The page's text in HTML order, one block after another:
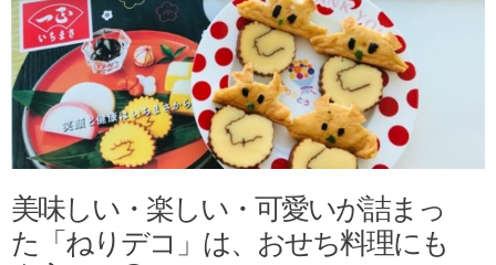
美味しい・楽しい・可愛いが詰まっ
た「ねりデコ」は、おせち料理にも